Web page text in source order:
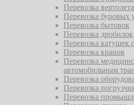
Перевозка вертолета
Перевозка буровых
Перевозка бытовок
Перевозка дробилок
Перевозка катушек
Перевозка кранов
Перевозка
автомобильным
Перевозка
Перевозка
Перевозка